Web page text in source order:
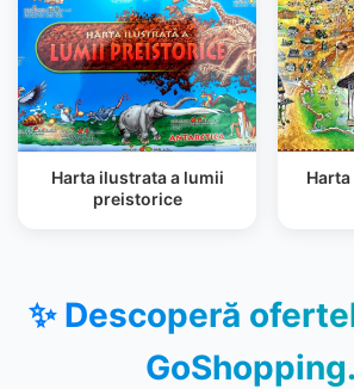
Harta ilustrata a lumii
preistorice
✨ Descoperă